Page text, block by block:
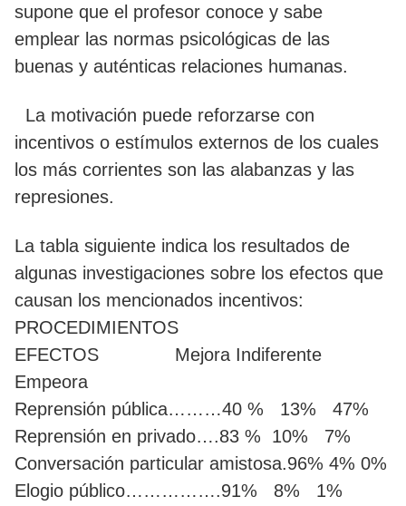
supone que el profesor conoce y sabe
emplear las normas psicológicas de las
buenas y auténticas relaciones humanas.
La motivación puede reforzarse con
incentivos o estímulos externos de los cuales
los más corrientes son las alabanzas y las
represiones.
La tabla siguiente indica los resultados de
algunas investigaciones sobre los efectos que
causan los mencionados incentivos:
PROCEDIMIENTOS
EFECTOS Mejora Indiferente
Empeora
Reprensión pública………40 % 13% 47%
Reprensión en privado….83 % 10% 7%
Conversación particular amistosa.96% 4% 0%
Elogio público…………….91% 8% 1%